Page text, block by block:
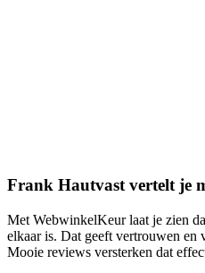
Frank Hautvast vertelt je
Met WebwinkelKeur laat je zien
elkaar is. Dat geeft vertrouwen en
Mooie reviews versterken dat